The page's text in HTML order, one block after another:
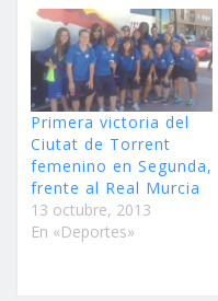
Primera victoria del
Ciutat de Torrent
femenino en Segunda,
frente al Real Murcia
13 octubre, 2013
En «Deportes»